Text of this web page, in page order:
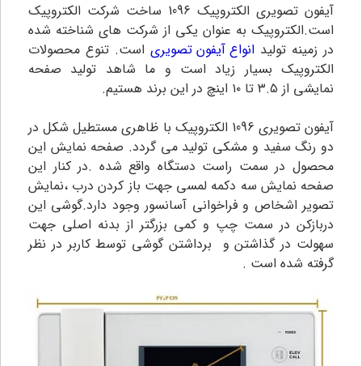
آیفون تصویری الکتروپیک 1096 ساخت شرکت الکتروپیک
است.الکتروپیک به عنوان یکی از شرکت های شناخته شده
در زمینه تولید انواع آیفون تصویری است‌. تنوع محصولات
الکتروپیک بسیار زیاد است و ما شاهد تولید صفحه
نمایشی از ۳.۵ تا ۱۰ اینچ در این برند هستیم.
آیفون تصویری 1096 الکتروپیک با ظاهری مستطیل شکل در
دو رنگ سفید و مشکی تولید می گردد. صفحه نمایش این
محصول در سمت راست دستگاه واقع شده .در کنار این
صفحه نمایش سه دکمه لمسی جهت باز کردن درب ،نمایش
تصویر اشخاص و فراخوانی آسانسور وجود دارد‌.گوشی این
دربازکن در سمت چپ و کمی بزرگتر از بدنه اصلی جهت
سهولت در گذاشتن و برداشتن گوشی توسط کاربر در نظر
گرفته شده است .